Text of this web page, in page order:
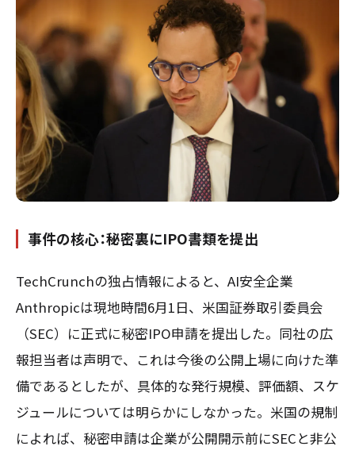
事件の核心：秘密裏にIPO書類を提出
TechCrunchの独占情報によると、AI安全企業
Anthropicは現地時間6月1日、米国証券取引委員会
（SEC）に正式に秘密IPO申請を提出した。同社の広
報担当者は声明で、これは今後の公開上場に向けた準
備であるとしたが、具体的な発行規模、評価額、スケ
ジュールについては明らかにしなかった。米国の規制
によれば、秘密申請は企業が公開開示前にSECと非公